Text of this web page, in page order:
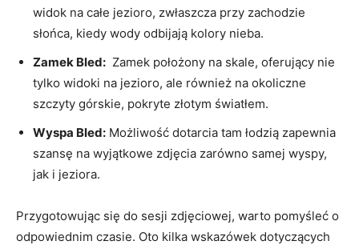
widok na całe jezioro, zwłaszcza przy zachodzie
słońca, kiedy wody odbijają kolory nieba.
Zamek Bled: ‌ Zamek położony na skale, oferujący nie
tylko widoki na jezioro, ale również na okoliczne
szczyty górskie, pokryte złotym światłem.
Wyspa Bled: Możliwość dotarcia tam łodzią zapewnia
szansę na wyjątkowe zdjęcia zarówno samej wyspy,
jak i jeziora.
Przygotowując się do sesji zdjęciowej, ‍warto pomyśleć ⁤o
odpowiednim czasie. Oto⁣ kilka wskazówek dotyczących